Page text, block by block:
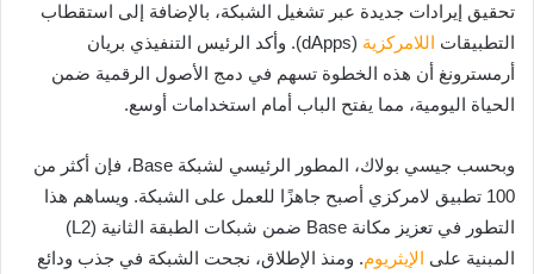
تحقيق إيرادات جديدة عبر تشغيل الشبكة، بالإضافة إلى استقطاب
التطبيقات اللامركزية
(dApps). وأكد الرئيس التنفيذي بريان
أرمسترونغ أن هذه الخطوة تسهم في دمج الأصول الرقمية ضمن
الحياة اليومية، مما يفتح الباب أمام استخدامات أوسع.
وبحسب جيسي بولاك، المطور الرئيسي لشبكة Base، فإن أكثر من
100 تطبيق لامركزي أصبح جاهزًا للعمل على الشبكة. ويساهم هذا
التطور في تعزيز مكانة Base ضمن شبكات الطبقة الثانية (L2)
المبنية على الإيثريوم. ومنذ الإطلاق، نجحت الشبكة في جذب ودائع